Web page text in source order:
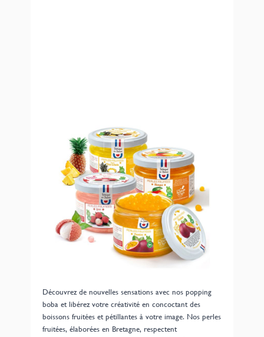
Mix 4 saveurs 240g Exotique -
Made In France
Mix 4 Saveurs Perles fruitées Bubble Tea -
Made in France
Perles de Fruit Mangue, Pina Colada, Litchi et Fruits de
Découvrez de nouvelles sensations avec nos popping
boba et libérez votre créativité en concoctant des
boissons fruitées et pétillantes à votre image. Nos perles
fruitées, élaborées en Bretagne, respectent